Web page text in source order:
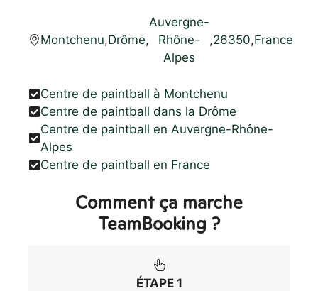
Montchenu,Drôme,
Auvergne-
Rhône-
Alpes
,26350,France
Centre de paintball à Montchenu
Centre de paintball dans la Drôme
Centre de paintball en Auvergne-Rhône-
Alpes
Centre de paintball en France
Comment ça marche
TeamBooking ?
ÉTAPE 1